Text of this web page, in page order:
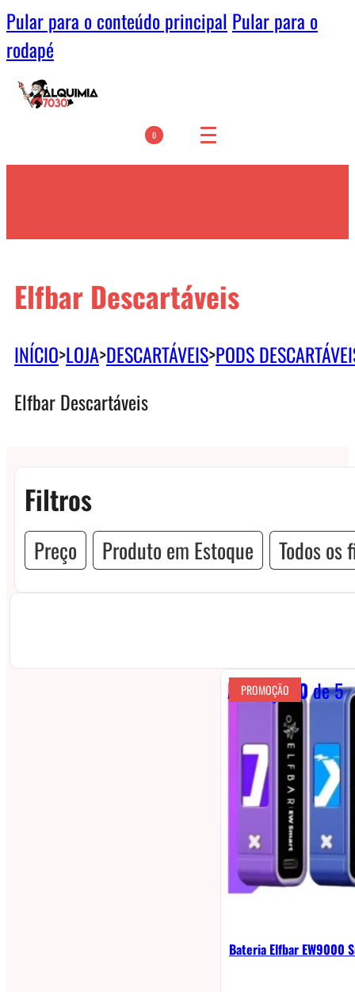
Pular para o conteúdo principal Pular para o
rodapé
0
Elfbar Descartáveis
INÍCIO>LOJA>DESCARTÁVEIS>PODS
Elfbar Descartáveis
Filtros
Preço Produto em Estoque Todos os
Avaliação 0de 5
PROMOÇÃO
Bateria Elfbar EW9000